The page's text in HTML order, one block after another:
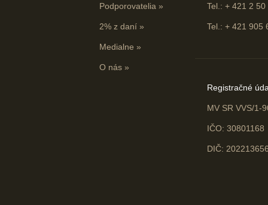
Podporovatelia »
2% z daní »
Medialne »
O nás »
Tel.: + 421 2
Tel.: + 421 905
Registračné
MV SR VVS/1-
IČO: 30801168
DIČ: